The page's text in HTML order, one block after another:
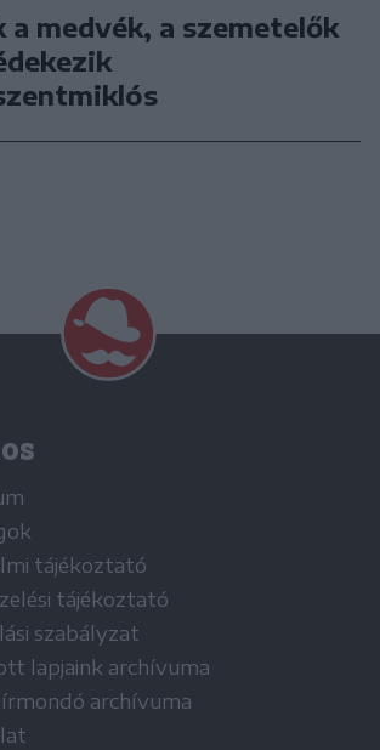
a medvék, a szemetelők
tájékoztató
tájékoztató
szabályzat
lapjaink archívuma
archívuma